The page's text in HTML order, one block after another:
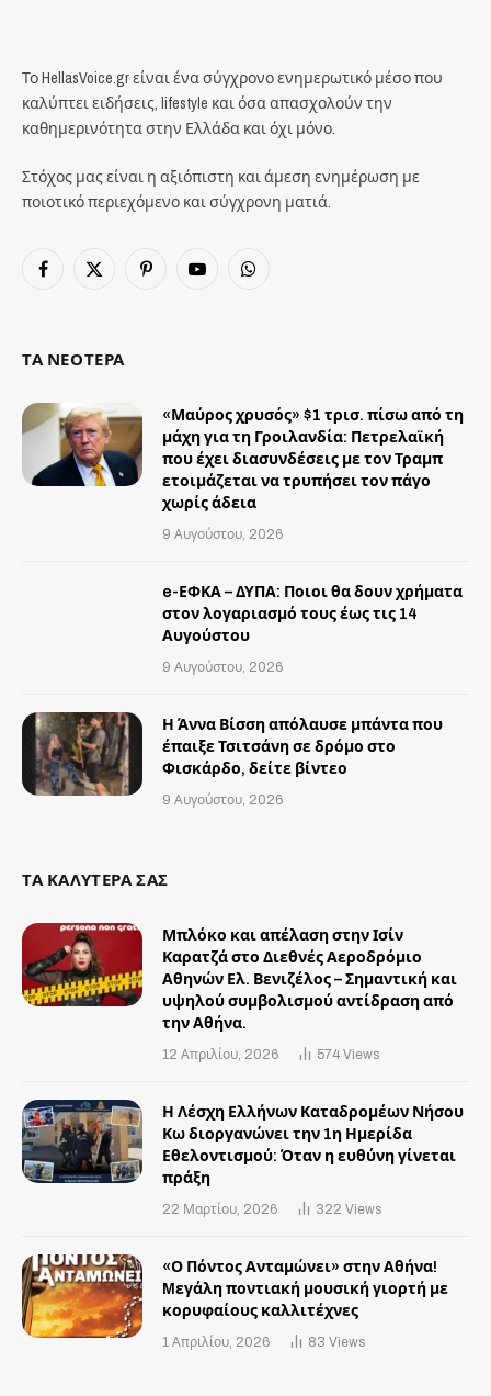
Το HellasVoice.gr είναι ένα σύγχρονο ενημερωτικό μέσο που
καλύπτει ειδήσεις, lifestyle και όσα απασχολούν την
καθημερινότητα στην Ελλάδα και όχι μόνο.
Στόχος μας είναι η αξιόπιστη και άμεση ενημέρωση με
ποιοτικό περιεχόμενο και σύγχρονη ματιά.
Facebook
X
PinterestYouTubeWhatsApp
ΤΑ ΝΕΟΤΕΡΑ
«Μαύρος χρυσός» $1 τρισ. πίσω από τη
μάχη για τη Γροιλανδία: Πετρελαϊκή
που έχει διασυνδέσεις με τον Τραμπ
ετοιμάζεται να τρυπήσει τον πάγο
χωρίς άδεια
9 Αυγούστου, 2026
e-ΕΦΚΑ – ΔΥΠΑ: Ποιοι θα δουν χρήματα
στον λογαριασμό τους έως τις 14
Αυγούστου
9 Αυγούστου, 2026
Η Άννα Βίσση απόλαυσε μπάντα που
έπαιξε Τσιτσάνη σε δρόμο στο
Φισκάρδο, δείτε βίντεο
9 Αυγούστου, 2026
ΤΑ ΚΑΛΥΤΕΡΑ ΣΑΣ
Μπλόκο και απέλαση στην Ισίν
Καρατζά στο Διεθνές Αεροδρόμιο
Αθηνών Ελ. Βενιζέλος – Σημαντική και
υψηλού συμβολισμού αντίδραση από
την Αθήνα.
12 Απριλίου, 2026 574 Views
Η Λέσχη Ελλήνων Καταδρομέων Νήσου
Κω διοργανώνει την 1η Ημερίδα
Εθελοντισμού: Όταν η ευθύνη γίνεται
πράξη
22 Μαρτίου, 2026 322 Views
«Ο Πόντος Ανταμώνει» στην Αθήνα!
Mεγάλη ποντιακή μουσική γιορτή με
κορυφαίους καλλιτέχνες
1 Απριλίου, 2026 83 Views